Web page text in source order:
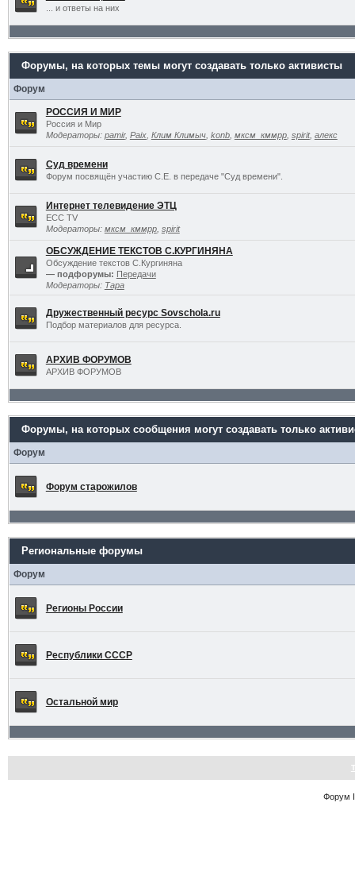
... и ответы на них
Форумы, на которых темы могут создавать только активисты
Форум
РОССИЯ И МИР
Россия и Мир
Модераторы: pamir, Paix, Клим Климыч, konb, мксм_кммрр, spirit, алекс
Суд времени
Форум посвящён участию С.Е. в передаче "Суд времени".
Интернет телевидение ЭТЦ
ECC TV
Модераторы: мксм_кммрр, spirit
ОБСУЖДЕНИЕ ТЕКСТОВ С.КУРГИНЯНА
Обсуждение текстов С.Кургиняна
— подфорумы: Передачи
Модераторы: Тара
Дружественный ресурс Sovschola.ru
Подбор материалов для ресурса.
АРХИВ ФОРУМОВ
АРХИВ ФОРУМОВ
Форумы, на которых сообщения могут создавать только
Форум
Форум старожилов
Региональные форумы
Форум
Регионы России
Республики СССР
Остальной мир
Форум